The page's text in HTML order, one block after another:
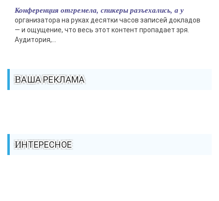
Конференция отгремела, спикеры разъехались, а у
организатора на руках десятки часов записей докладов
— и ощущение, что весь этот контент пропадает зря.
Аудитория,...
ВАША РЕКЛАМА
ИНТЕРЕСНОЕ